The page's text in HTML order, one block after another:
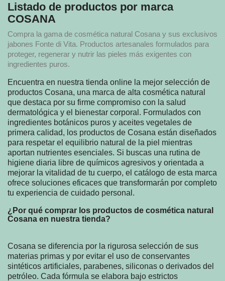
Listado de productos por marca
COSANA
Compra la gama de cosmética natural Cosana y sus exclusivos
jabones Fonte di Vita. Productos artesanales formulados para
proteger, regenerar y nutrir las pieles más exigentes con
ingredientes puros.
Encuentra en nuestra tienda online la mejor selección de
productos Cosana, una marca de alta cosmética natural
que destaca por su firme compromiso con la salud
dermatológica y el bienestar corporal. Formulados con
ingredientes botánicos puros y aceites vegetales de
primera calidad, los productos de Cosana están diseñados
para respetar el equilibrio natural de la piel mientras
aportan nutrientes esenciales. Si buscas una rutina de
higiene diaria libre de químicos agresivos y orientada a
mejorar la vitalidad de tu cuerpo, el catálogo de esta marca
ofrece soluciones eficaces que transformarán por completo
tu experiencia de cuidado personal.
¿Por qué comprar los productos de cosmética natural
Cosana en nuestra tienda?
Cosana se diferencia por la rigurosa selección de sus
materias primas y por evitar el uso de conservantes
sintéticos artificiales, parabenes, siliconas o derivados del
petróleo. Cada fórmula se elabora bajo estrictos